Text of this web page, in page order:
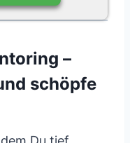
–
schöpfe